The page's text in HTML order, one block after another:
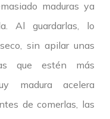
maduras ya
Al guardarlas, lo
sin apilar unas
que estén más
madura acelera
de comerlas, las